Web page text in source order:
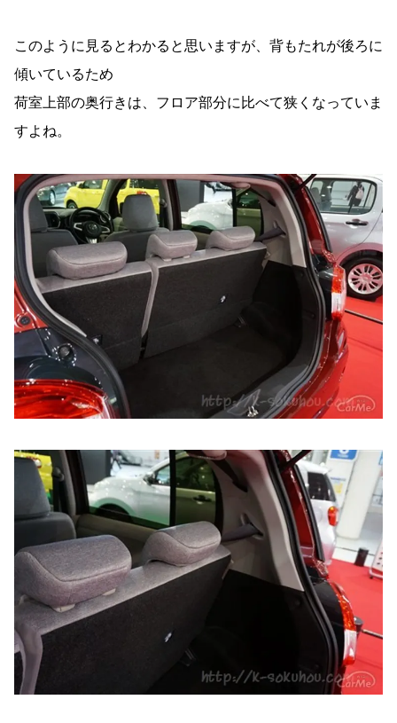
このように見るとわかると思いますが、背もたれが後ろに
傾いているため
荷室上部の奥行きは、フロア部分に比べて狭くなっていま
すよね。